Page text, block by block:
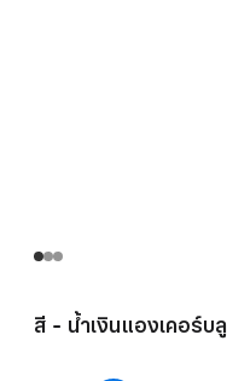
สี - น้ำเงินแองเคอร์บลู